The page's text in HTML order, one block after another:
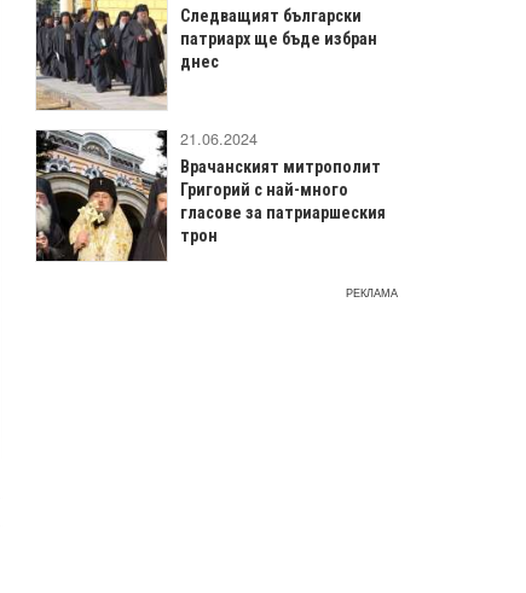
Следващият български
патриарх ще бъде избран
днес
21.06.2024
Врачанският митрополит
Григорий с най-много
гласове за патриаршеския
трон
РЕКЛАМА